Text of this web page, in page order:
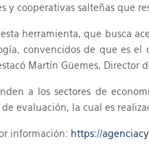
y cooperativas salteñas que
herramienta, que busca
convencidos de que es
Martín Güemes, Director
a los sectores de
evaluación, la cual es
información: https://